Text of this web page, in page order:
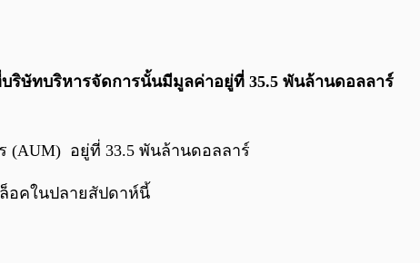
0:00/
ริษัทบริหารจัดการนั้นมีมูลค่าอยู่ที่ 35.5 พันล้านดอลลาร์
(AUM) อยู่ที่ 33.5 พันล้านดอลลาร์
ล็อคในปลายสัปดาห์นี้